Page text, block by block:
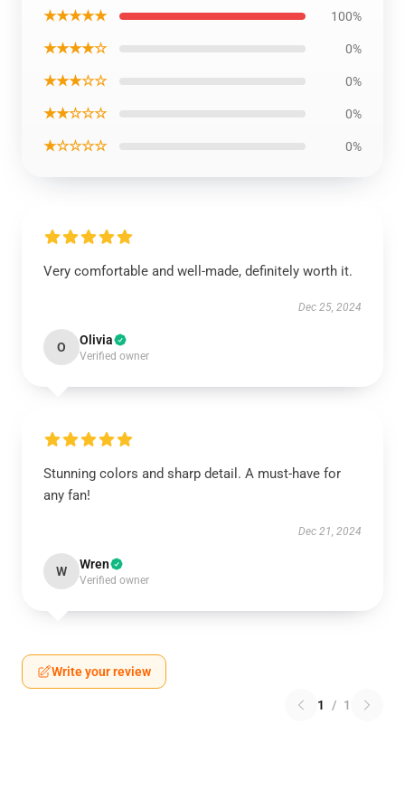
★★★★★ 100%
★★★★☆ 0%
★★★☆☆ 0%
★★☆☆☆ 0%
★☆☆☆☆ 0%
Very comfortable and well-made, definitely worth it.
Dec 25, 2024
O Olivia
Verified owner
Stunning colors and sharp detail. A must-have for
any fan!
Dec 21, 2024
W Wren
Verified owner
Write your review
1 / 1